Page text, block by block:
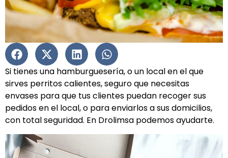
Si tienes una hamburguesería, o un local en el que
sirves perritos calientes, seguro que necesitas
envases para que tus clientes puedan recoger sus
pedidos en el local, o para enviarlos a sus domicilios,
con total seguridad. En Drolimsa podemos ayudarte.